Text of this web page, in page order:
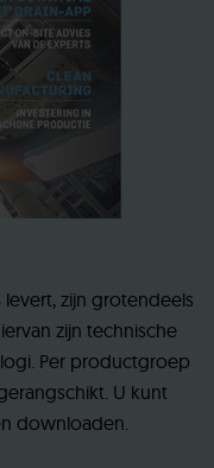
zijn grotendeels
zijn technische
Per productgroep
U kunt
downloaden.